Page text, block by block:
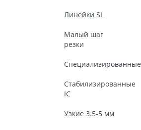
Линейки SL
Малый шаг
резки
Специализированные
Стабилизированные
IC
Узкие 3.5-5 мм